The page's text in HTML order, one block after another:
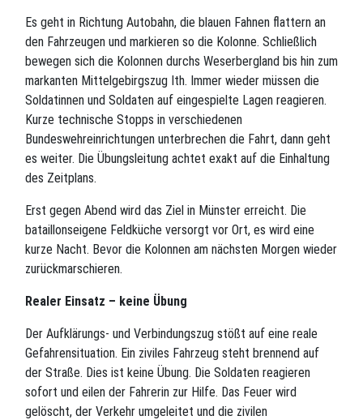
Es geht in Richtung Autobahn, die blauen Fahnen flattern an
den Fahrzeugen und markieren so die Kolonne. Schließlich
bewegen sich die Kolonnen durchs Weserbergland bis hin zum
markanten Mittelgebirgszug Ith. Immer wieder müssen die
Soldatinnen und Soldaten auf eingespielte Lagen reagieren.
Kurze technische Stopps in verschiedenen
Bundeswehreinrichtungen unterbrechen die Fahrt, dann geht
es weiter. Die Übungsleitung achtet exakt auf die Einhaltung
des Zeitplans.
Erst gegen Abend wird das Ziel in Münster erreicht. Die
bataillonseigene Feldküche versorgt vor Ort, es wird eine
kurze Nacht. Bevor die Kolonnen am nächsten Morgen wieder
zurückmarschieren.
Realer Einsatz – keine Übung
Der Aufklärungs- und Verbindungszug stößt auf eine reale
Gefahrensituation. Ein ziviles Fahrzeug steht brennend auf
der Straße. Dies ist keine Übung. Die Soldaten reagieren
sofort und eilen der Fahrerin zur Hilfe. Das Feuer wird
gelöscht, der Verkehr umgeleitet und die zivilen